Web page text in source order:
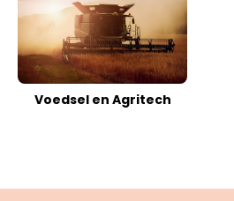
Voedsel en Agritech